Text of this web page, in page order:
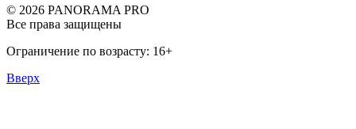
© 2026 PANORAMA PRO
Все права защищены
Ограничение по возрасту: 16+
Вверх